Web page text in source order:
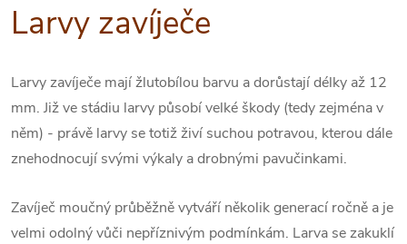
Larvy zavíječe
Larvy zavíječe mají žlutobílou barvu a dorůstají délky až 12
mm. Již ve stádiu larvy působí velké škody (tedy zejména v
něm) - právě larvy se totiž živí suchou potravou, kterou dále
znehodnocují svými výkaly a drobnými pavučinkami.
Zavíječ moučný průběžně vytváří několik generací ročně a je
velmi odolný vůči nepříznivým podmínkám. Larva se zakuklí